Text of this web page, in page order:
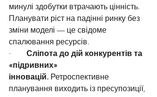
минулі здобутки втрачають цінність.
Планувати ріст на падінні ринку без
зміни моделі — це свідоме
спалювання ресурсів.
· Сліпота до дій конкурентів та
«підривних»
інновацій. Ретроспективне
планування виходить із пресупозиції,